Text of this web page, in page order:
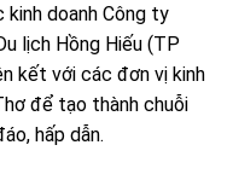
kinh doanh Công ty
lịch Hồng Hiếu (TP
kết với các đơn vị kinh
để tạo thành chuỗi
hấp dẫn.